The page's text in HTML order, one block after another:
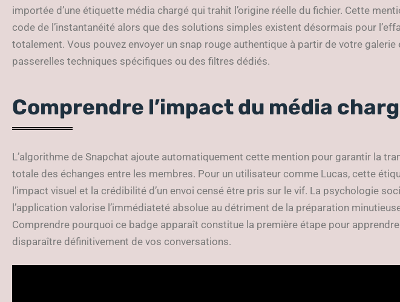
importée d’une étiquette média chargé qui trahit l’origine réelle du fichier. Cette
code de l’instantanéité alors que des solutions simples existent désormais pour
totalement. Vous pouvez envoyer un snap rouge authentique à partir de votre galerie
passerelles techniques spécifiques ou des filtres dédiés.
Comprendre l’impact du média
L’algorithme de Snapchat ajoute automatiquement cette mention pour garantir la
totale des échanges entre les membres. Pour un utilisateur comme Lucas, cette
l’impact visuel et la crédibilité d’un envoi censé être pris sur le vif. La psychologie
l’application valorise l’immédiateté absolue au détriment de la préparation
Comprendre pourquoi ce badge apparaît constitue la première étape pour
disparaître définitivement de vos conversations.